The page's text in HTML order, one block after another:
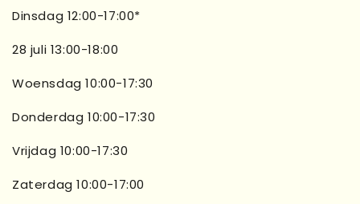
Dinsdag 12:00-17:00*
28 juli 13:00-18:00
Woensdag 10:00-17:30
Donderdag 10:00-17:30
Vrijdag 10:00-17:30
Zaterdag 10:00-17:00